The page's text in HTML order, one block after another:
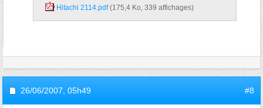
Hitachi 2114.pdf‎ (175,4 Ko, 339 affichages)
26/06/2007, 05h49 #8